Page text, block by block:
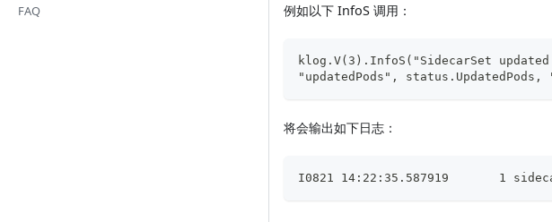
FAQ
例如以下 InfoS 调用：
klog.V(3).InfoS("SidecarSet
"updatedPods", status.UpdatedPods,
将会输出如下日志：
I0821 14:22:35.587919       1